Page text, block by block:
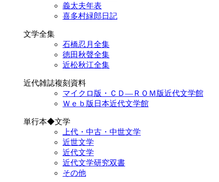
義太夫年表
喜多村緑郎日記
文学全集
石橋忍月全集
徳田秋聲全集
近松秋江全集
近代雑誌複刻資料
マイクロ版・ＣＤ―ＲＯＭ版近代文学館
Ｗｅｂ版日本近代文学館
単行本◆文学
上代・中古・中世文学
近世文学
近代文学
近代文学研究双書
その他